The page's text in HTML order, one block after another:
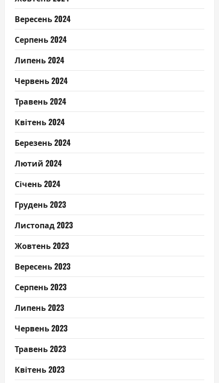
Вересень 2024
Серпень 2024
Липень 2024
Червень 2024
Травень 2024
Квітень 2024
Березень 2024
Лютий 2024
Січень 2024
Грудень 2023
Листопад 2023
Жовтень 2023
Вересень 2023
Серпень 2023
Липень 2023
Червень 2023
Травень 2023
Квітень 2023